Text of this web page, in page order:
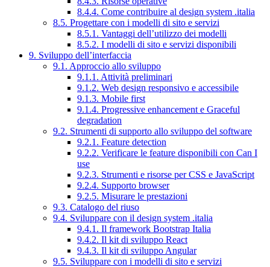
8.4.4. Come contribuire al design system .italia
8.5. Progettare con i modelli di sito e servizi
8.5.1. Vantaggi dell’utilizzo dei modelli
8.5.2. I modelli di sito e servizi disponibili
9. Sviluppo dell’interfaccia
9.1. Approccio allo sviluppo
9.1.1. Attività preliminari
9.1.2. Web design responsivo e accessibile
9.1.3. Mobile first
9.1.4. Progressive enhancement e Graceful
degradation
9.2. Strumenti di supporto allo sviluppo del software
9.2.1. Feature detection
9.2.2. Verificare le feature disponibili con Can I
use
9.2.3. Strumenti e risorse per CSS e JavaScript
9.2.4. Supporto browser
9.2.5. Misurare le prestazioni
9.3. Catalogo del riuso
9.4. Sviluppare con il design system .italia
9.4.1. Il framework Bootstrap Italia
9.4.2. Il kit di sviluppo React
9.4.3. Il kit di sviluppo Angular
9.5. Sviluppare con i modelli di sito e servizi